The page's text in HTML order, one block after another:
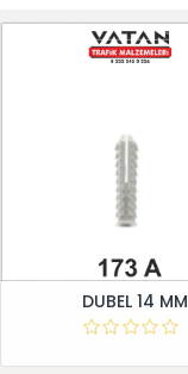
DUBEL 14 MM